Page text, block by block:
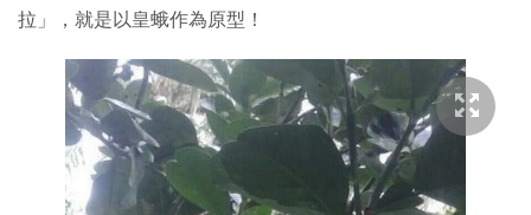
拉」，就是以皇蛾作為原型！